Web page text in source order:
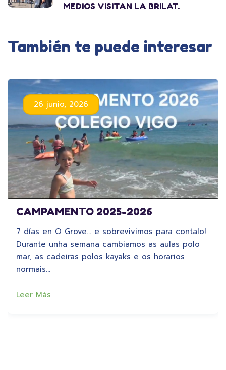
MEDIOS VISITAN LA BRILAT.
También te puede interesar
26 junio, 2026
CAMPAMENTO 2025-2026
7 días en O Grove… e sobrevivimos para contalo!
Durante unha semana cambiamos as aulas polo
mar, as cadeiras polos kayaks e os horarios
normais…
Leer Más